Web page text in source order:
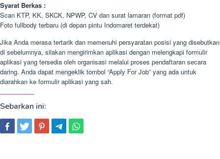
Syarat Berkas :
Scan KTP, KK, SKCK, NPWP, CV dan surat lamaran (format pdf)
Foto fullbody terbaru (di depan pintu Indomaret terdekat)
Jika Anda merasa tertarik dan memenuhi persyaratan posisi yang disebutkan
di sebelumnya, silakan mengirimkan aplikasi dengan melengkapi formulir
aplikasi yang tersedia oleh organisasi melalui proses pendaftaran secara
daring. Anda dapat mengeklik tombol “Apply For Job” yang ada untuk
diarahkan ke formulir aplikasi yang sah.
Sebarkan ini: